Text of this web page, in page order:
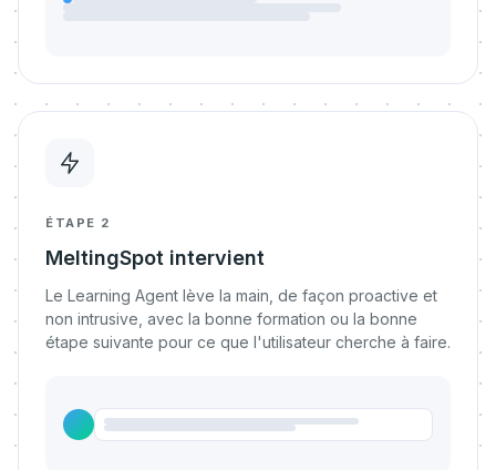
ÉTAPE 2
MeltingSpot intervient
Le Learning Agent lève la main, de façon proactive et
non intrusive, avec la bonne formation ou la bonne
étape suivante pour ce que l'utilisateur cherche à faire.